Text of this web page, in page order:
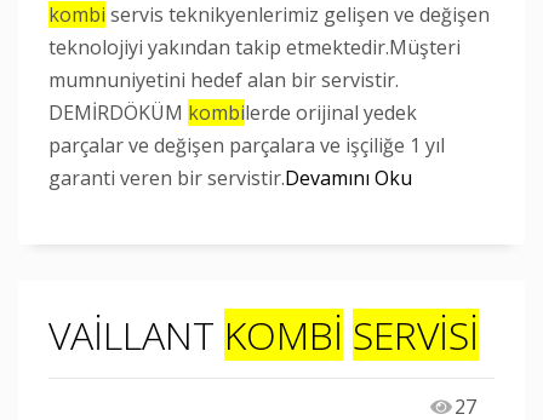
kombi servis teknikyenlerimiz gelişen ve değişen
teknolojiyi yakından takip etmektedir.Müşteri
mumnuniyetini hedef alan bir servistir.
DEMİRDÖKÜM kombilerde orijinal yedek
parçalar ve değişen parçalara ve işçiliğe 1 yıl
garanti veren bir servistir.Devamını Oku
VAİLLANT KOMBİ SERVİSİ
27